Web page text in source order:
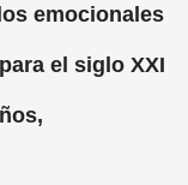
emocionales
el siglo XXI